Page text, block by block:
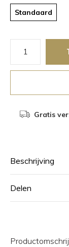
Standaard
Gratis
Beschrijving
Delen